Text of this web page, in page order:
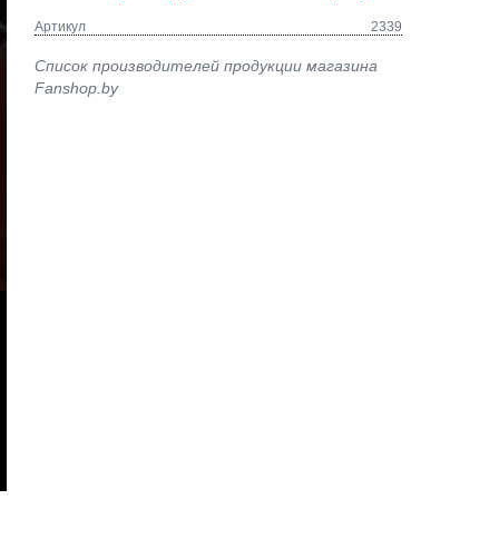
Артикул 2339
Список производителей продукции магазина
Fanshop.by